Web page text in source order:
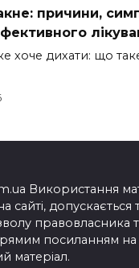
причини,
хоче дихати: що
Використання
сайті, допускається
правовласника
посиланням на
матеріал.